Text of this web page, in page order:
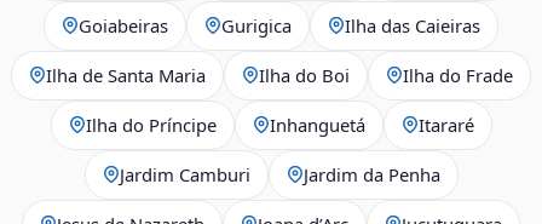
Goiabeiras Gurigica Ilha das Caieiras
Ilha de Santa Maria Ilha do Boi Ilha do Frade
Ilha do Príncipe Inhanguetá Itararé
Jardim Camburi Jardim da Penha